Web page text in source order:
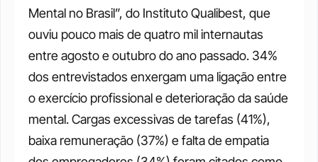
Mental no Brasil”, do Instituto Qualibest, que
ouviu pouco mais de quatro mil internautas
entre agosto e outubro do ano passado. 34%
dos entrevistados enxergam uma ligação entre
o exercício profissional e deterioração da saúde
mental. Cargas excessivas de tarefas (41%),
baixa remuneração (37%) e falta de empatia